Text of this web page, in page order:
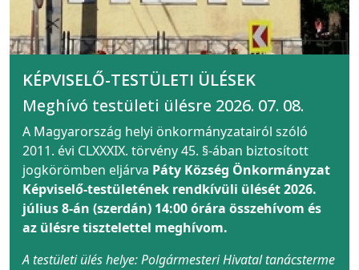
KÉPVISELŐ-TESTÜLETI ÜLÉSEK
Meghívó testületi ülésre 2026. 07. 08.
A Magyarország helyi önkormányzatairól szóló
2011. évi CLXXXIX. törvény 45. §-ában biztosított
jogkörömben eljárva Páty Község Önkormányzat
Képviselő-testületének rendkívüli ülését 2026.
július 8-án (szerdán) 14:00 órára összehívom és
az ülésre tisztelettel meghívom.
A testületi ülés helye: Polgármesteri Hivatal tanácsterme